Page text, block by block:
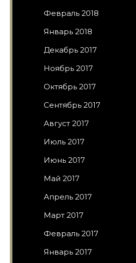
Февраль 2018
Январь 2018
Декабрь 2017
Ноябрь 2017
Октябрь 2017
Сентябрь 2017
Август 2017
Июль 2017
Июнь 2017
Май 2017
Апрель 2017
Март 2017
Февраль 2017
Январь 2017